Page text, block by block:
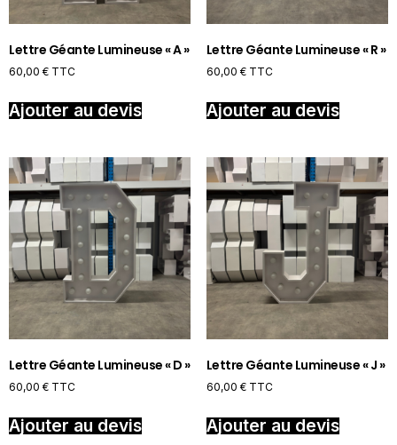
Lettre Géante Lumineuse « A »
60,00 € TTC
Ajouter au devis
Lettre Géante Lumineuse « R »
60,00 € TTC
Ajouter au devis
Lettre Géante Lumineuse « D »
60,00 € TTC
Ajouter au devis
Lettre Géante Lumineuse « J »
60,00 € TTC
Ajouter au devis